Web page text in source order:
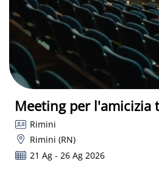
Meeting per l'amicizia
Rimini
Rimini (RN)
21 Ag - 26 Ag 2026